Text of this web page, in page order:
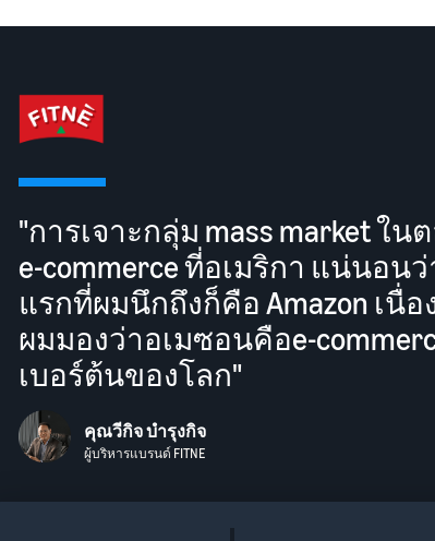
"การเจาะกลุ่ม mass market ใน
e-commerce ที่อเมริกา แน่นอน
แรกที่ผมนึกถึงก็คือ Amazon เนื่อ
ผมมองว่าอเมซอนคือe-
เบอร์ต้นของโลก"
คุณวีกิจ บำรุงกิจ
ผู้บริหารแบรนด์ FITNE